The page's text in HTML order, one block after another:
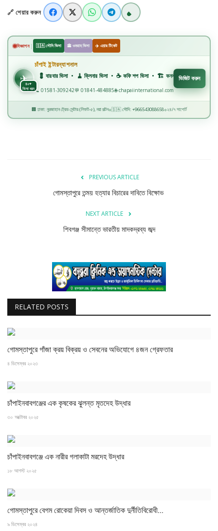
স্বাস্থ্য
লাইফ স্টাইল
বিজ্ঞান ও প্রযুক্তি
খেলাধুলা
অপরাধ
🔗 শেয়ার করুন
বিজ্ঞাপন | 🇸🇦 সৌদি ভিসা 🕋 ওমরাহ ভিসা ✈️ এয়ার টিকেট
✈৪০+
ভিসা ধরন
চাঁপাই ইন্টারন্যাশনাল
💈 বারবার ভিসা • 🧹 ক্লিনার ভিসা • ☕ কফি শপ ভিসা • 🏗️ কনস্ট্রাকশন ভিসা • 🏭
📞 01581-309242💬 01841-484885🌐 chapaiinternational.com
ভিজিট করুন
🏢 ঢাকা: নুরজাহান ট্রেড সেন্টার (লিফট-৫), নয়া পল্টন◆🇸🇦 সৌদি: +966543088658◆২৪/৭ সাপোর্ট
✈️
PREVIOUS ARTICLE
গোমস্তাপুরে তন্ময় হত্যার বিচারের দাবিতে বিক্ষোভ
NEXT ARTICLE
শিবগঞ্জ সীমান্তে ভারতীয় মাদকদ্রব্য জব্দ
RELATED POSTS
গোমস্তাপুরে গাঁজা ক্রয় বিক্রয় ও সেবনের অভিযোগে ৪জন গ্রেফতার
৪ ডিসেম্বর ২০২৩
চাঁপাইনবাবগঞ্জের এক কৃষকের ঝুলন্ত মৃতদেহ উদ্ধার
৩০ অক্টোবর ২০২৫
চাঁপাইনবাবগঞ্জে এক নারীর গলাকাটা মরদেহ উদ্ধার
১৮ আগস্ট ২০২৫
গোমস্তাপুরে বেগম রোকেয়া দিবস ও আন্তর্জাতিক দুর্নীতিবিরোধী...
৯ ডিসেম্বর ২০২৪